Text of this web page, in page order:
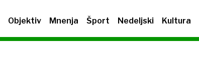
Objektiv Mnenja Šport Nedeljski Kultura